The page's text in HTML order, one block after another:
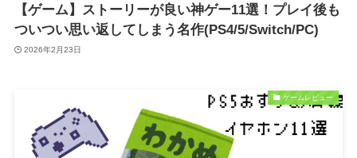
【ゲーム】ストーリーが良い神ゲー11選！プレイ後も
ついつい思い返してしまう名作(PS4/5/Switch/PC)
2026年2月23日
ゲームレビュー